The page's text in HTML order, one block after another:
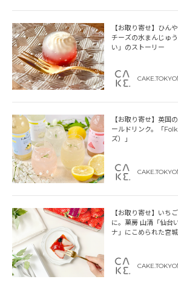
【お取り寄せ】ひん
チーズの水まんじゅ
い」のストーリー
【お取り寄せ】英国
ールドリンク。「
ズ）」
【お取り寄せ】いち
に。菓房 山清「仙台
ナ」にこめられた宮